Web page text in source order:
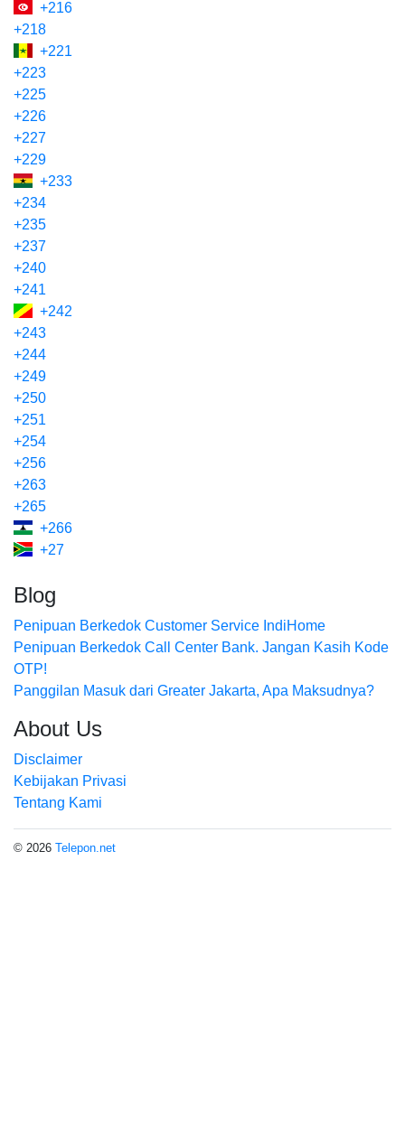
+216
+218
+221
+223
+225
+226
+227
+229
+233
+234
+235
+237
+240
+241
+242
+243
+244
+249
+250
+251
+254
+256
+263
+265
+266
+27
Blog
Penipuan Berkedok Customer Service IndiHome
Penipuan Berkedok Call Center Bank. Jangan Kasih Kode
OTP!
Panggilan Masuk dari Greater Jakarta, Apa Maksudnya?
About Us
Disclaimer
Kebijakan Privasi
Tentang Kami
© 2026 Telepon.net